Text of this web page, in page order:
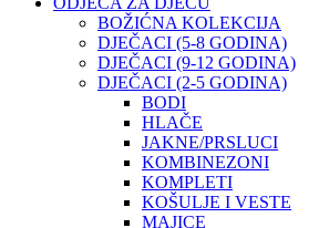
BOŽIĆNA KOLEKCIJA
DJEČACI (5-8 GODINA)
DJEČACI (9-12 GODINA)
DJEČACI (2-5 GODINA)
BODI
HLAČE
JAKNE/PRSLUCI
KOMBINEZONI
KOMPLETI
KOŠULJE I VESTE
MAJICE